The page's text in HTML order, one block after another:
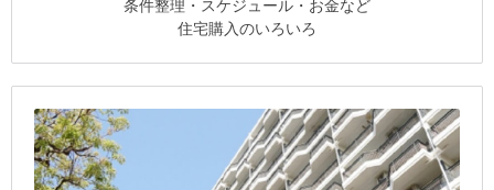
条件整理・スケジュール・お金など
住宅購入のいろいろ